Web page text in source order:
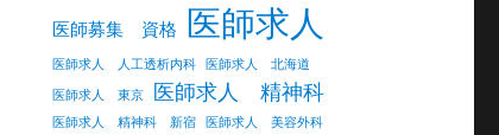
医師募集 資格 医師求人
医師求人 人工透析内科
医師求人 北海道
医師求人 東京
医師求人 精神科
医師求人 精神科 新宿 医師求人 美容外科